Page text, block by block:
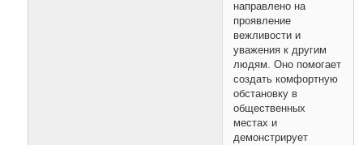
направлено на
проявление
вежливости и
уважения к другим
людям. Оно помогает
создать комфортную
обстановку в
общественных
местах и
демонстрирует